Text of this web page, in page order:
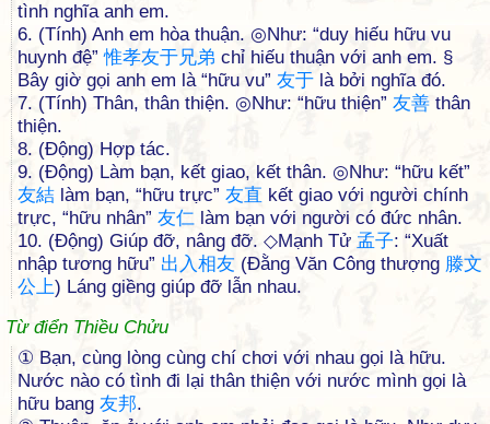
tình nghĩa anh em.
6. (Tính) Anh em hòa thuận. ◎Như: “duy hiếu hữu vu
huynh đệ”惟孝友于兄弟 chỉ hiếu thuận với anh em. §
Bây giờ gọi anh em là “hữu vu” 友于 là bởi nghĩa đó.
7. (Tính) Thân, thân thiện. ◎Như: “hữu thiện” 友善 thân
thiện.
8. (Động) Hợp tác.
9. (Động) Làm bạn, kết giao, kết thân. ◎Như: “hữu kết”
友結 làm bạn, “hữu trực” 友直 kết giao với người chính
trực, “hữu nhân” 友仁 làm bạn với người có đức nhân.
10. (Động) Giúp đỡ, nâng đỡ. ◇Mạnh Tử 孟子: “Xuất
nhập tương hữu” 出 入相友 (Đằng Văn Công thượng 滕文
公上) Láng giềng giúp đỡ lẫn nhau.
Từ điển Thiều Chửu
① Bạn, cùng lòng cùng chí chơi với nhau gọi là hữu.
Nước nào có tình đi lại thân thiện với nước mình gọi là
hữu bang 友邦.